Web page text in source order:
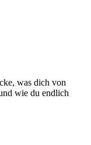
was dich von
wie du endlich